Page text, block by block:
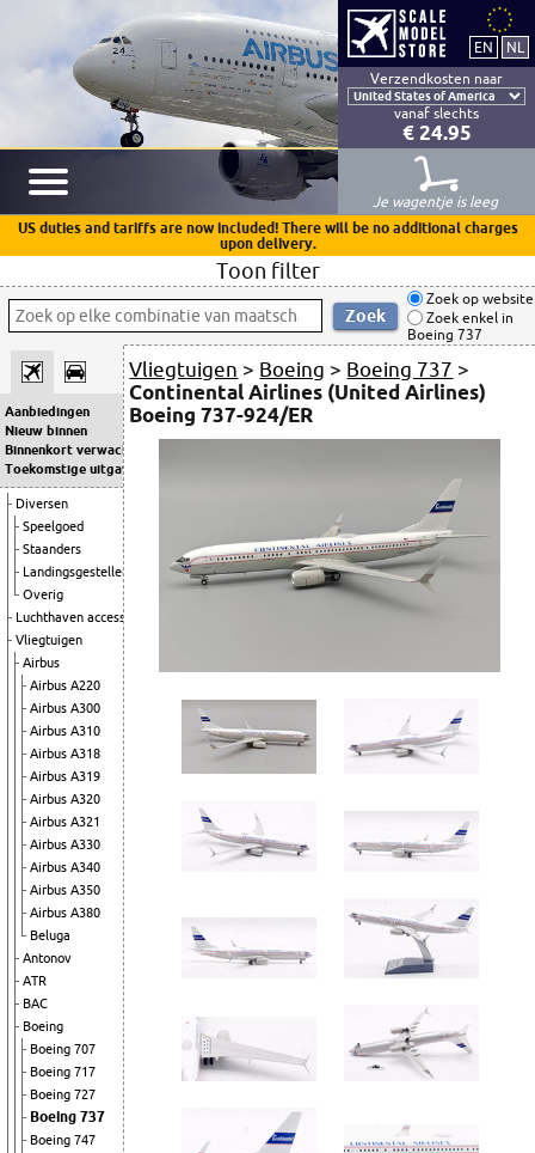
Verzendkosten naar
vanaf slechts
€ 24.95
Je wagentje is leeg
US duties and tariffs are now included! There will be no additional charges
upon delivery.
Toon filter
Zoek op website
Zoek enkel in
Boeing 737
Aanbiedingen
Nieuw binnen
Binnenkort verwacht
Toekomstige uitgaven
Diversen
Speelgoed
Staanders
Landingsgestellen
Overig
Luchthaven accessoires
Vliegtuigen
Airbus
Airbus A220
Airbus A300
Airbus A310
Airbus A318
Airbus A319
Airbus A320
Airbus A321
Airbus A330
Airbus A340
Airbus A350
Airbus A380
Beluga
Antonov
ATR
BAC
Boeing
Boeing 707
Boeing 717
Boeing 727
Boeing 737
Boeing 747
Vliegtuigen > Boeing > Boeing 737 >
Continental Airlines (United Airlines)
Boeing 737-924/ER